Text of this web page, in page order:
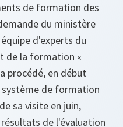
de formation des
du ministère
d'experts du
de la formation «
procédé, en début
système de formation
sa visite en juin,
de l'évaluation